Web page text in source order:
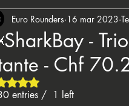
🐺 Wolf High Roller
Nacional de Poker ⚔️
-
- Chf
Euro Rounders 16 mar 2023
Valutazione NaN stelle su 5.
entries /  1 left